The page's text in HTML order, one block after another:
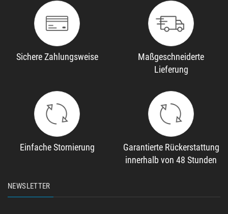
Sichere Zahlungsweise
Maßgeschneiderte
Lieferung
Einfache Stornierung
Garantierte Rückerstattung
innerhalb von 48 Stunden
NEWSLETTER